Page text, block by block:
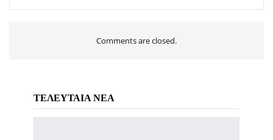
Comments are closed.
ΤΕΛΕΥΤΑΙΑ ΝΕΑ